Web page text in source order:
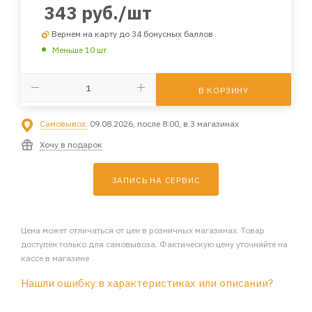
343 руб./шт
Вернем на карту до 34 бонусных баллов
Меньше 10 шт
В КОРЗИНУ
Самовывоз: 09.08.2026, после 8:00, в 3 магазинах
Хочу в подарок
ЗАПИСЬ НА СЕРВИС
Цена может отличаться от цен в розничных магазинах. Товар
доступен только для самовывоза. Фактическую цену уточняйте на
кассе в магазине
Нашли ошибку в характеристиках или описании?